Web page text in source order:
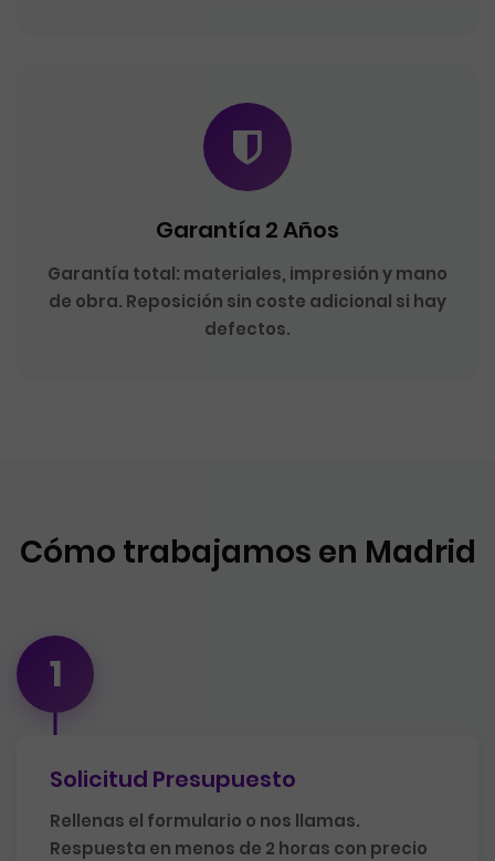
Garantía 2 Años
Garantía total: materiales, impresión y mano
de obra. Reposición sin coste adicional si hay
defectos.
Cómo trabajamos en Madrid
1
Solicitud Presupuesto
Rellenas el formulario o nos llamas.
Respuesta en menos de 2 horas con precio